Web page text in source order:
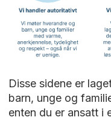
Disse sidene er
barn, unge og
enten du er ansatt i